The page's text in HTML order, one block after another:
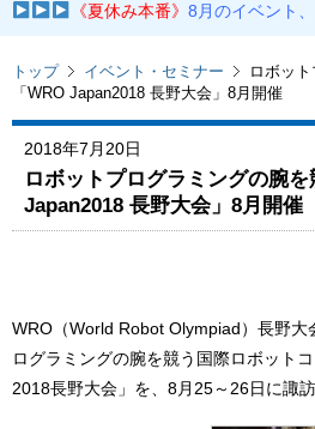
《夏休み本番》8月のイベント
トップ イベント・セミナー
ロボッ
「WRO Japan2018 長野大会」8月開催
2018年7月20日
ロボットプログラミングの腕
Japan2018 長野大会」8月開催
WRO（World Robot Olympiad）⻑野⼤
ログラミングの腕を競う国際ロボット
2018⻑野⼤会」を、8月25～26日に諏